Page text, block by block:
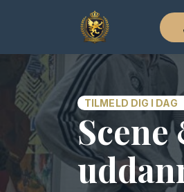
TILMELD DIG I DAG